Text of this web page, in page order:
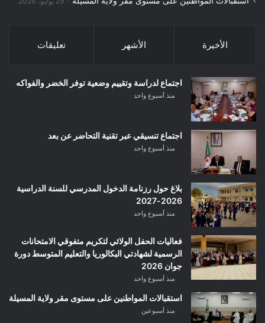
الأخيرة الأشهر تعليقات
اجتماع لدراسة وتقييم وضعية توفر الخضر والفواكه
منذ أسبوع واحد
اجتماع تنسيقي عبر تقنية التحاضر عن بعد
منذ أسبوع واحد
بلاغ حول رزنامة الدخول المدرسي للسنة الدراسية
2026-2027
منذ أسبوع واحد
فعاليات الحفل الولائي لتكريم متفوقي الامتحانات
الرسمية لشهادتي البكالوريا والتعليم المتوسط دورة
جوان 2026
منذ أسبوع واحد
استقبالات المواطنين على مستوى مقر ولاية المسيلة
منذ أسبوعين